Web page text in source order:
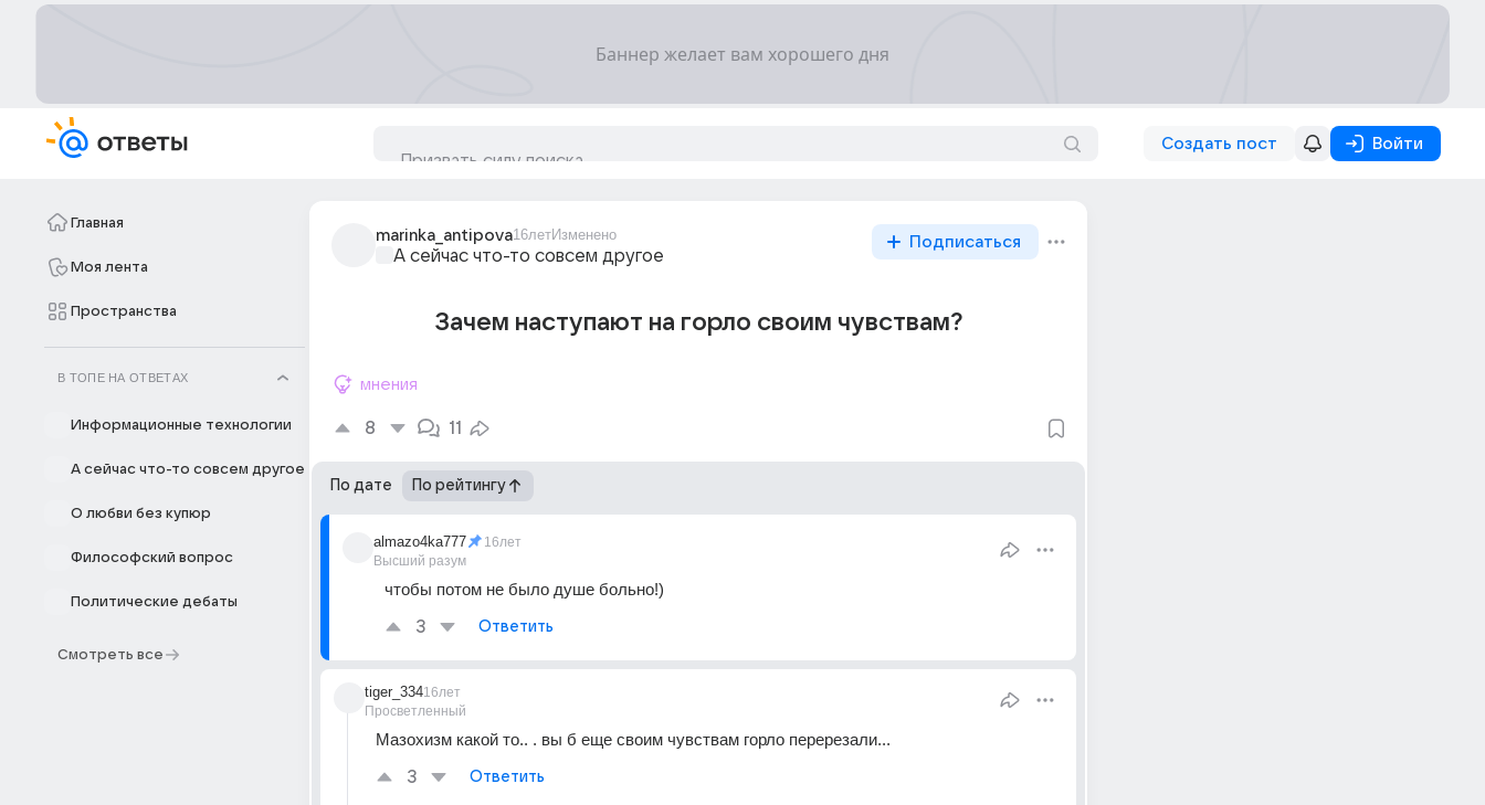
Создать пост Войти
Главная
Моя лента
Пространства
В ТОПЕ НА ОТВЕТАХ
Информационные технологии
А сейчас что-то совсем другое
О любви без купюр
Философский вопрос
Политические дебаты
Смотреть все
marinka_antipova16летИзменено
А сейчас что-то совсем другое
Подписаться
Зачем наступают на горло своим чувствам?
мнения
8 11
По дате По рейтингу
almazo4ka777
Высший разум
16лет
чтобы потом не было душе больно!)
3 Ответить
tiger_334
Просветленный
16лет
Мазохизм какой то.. . вы б еще своим чувствам горло перерезали...
3 Ответить